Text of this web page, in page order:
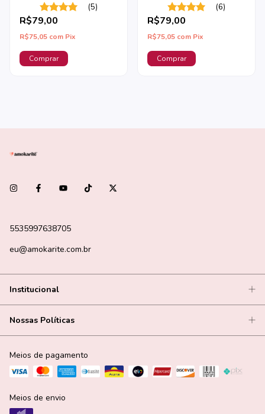
(5)
R$79,00
R$75,05 com Pix
(6)
R$79,00
R$75,05 com Pix
5535997638705
eu@amokarite.com.br
Institucional
Nossas Políticas
Meios de pagamento
Meios de envio